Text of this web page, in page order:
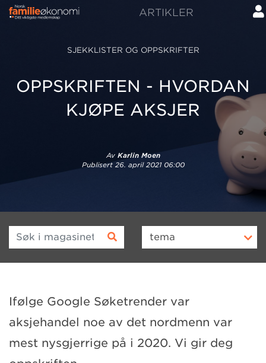
ARTIKLER
SJEKKLISTER OG OPPSKRIFTER
OPPSKRIFTEN - HVORDAN
KJØPE AKSJER
Av Karlin Moen
Publisert 26. april 2021 06:00
Søk i magasinet tema
Ifølge Google Søketrender var
aksjehandel noe av det nordmenn var
mest nysgjerrige på i 2020. Vi gir deg